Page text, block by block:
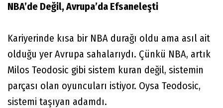
NBA’de Değil, Avrupa’da Efsaneleşti
Kariyerinde kısa bir NBA durağı oldu ama asıl ait
olduğu yer Avrupa sahalarıydı. Çünkü NBA, artık
Milos Teodosic gibi sistem kuran değil, sistemin
parçası olan oyuncuları istiyor. Oysa Teodosic,
sistemi taşıyan adamdı.